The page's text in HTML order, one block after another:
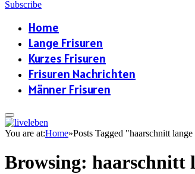
Subscribe
Home
Lange Frisuren
Kurzes Frisuren
Frisuren Nachrichten
Männer Frisuren
You are at:Home»Posts Tagged "haarschnitt lange
Browsing: haarschnitt